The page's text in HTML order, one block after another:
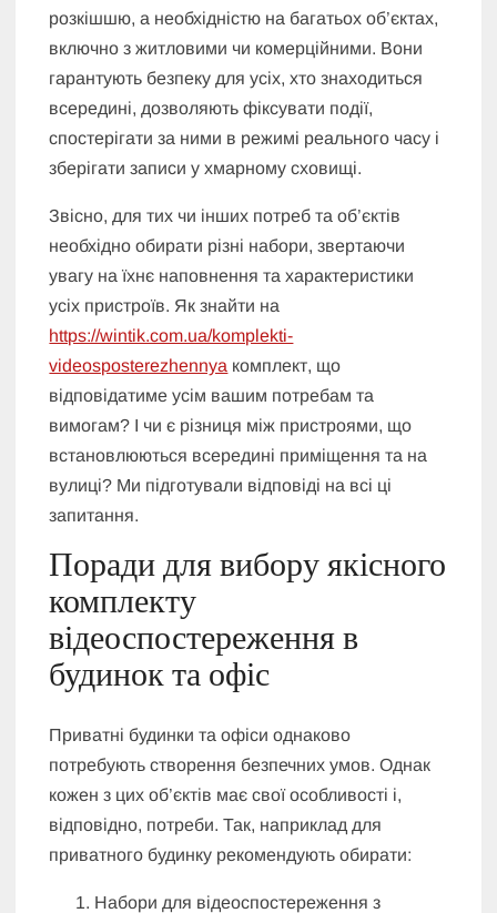
розкішшю, а необхідністю на багатьох об’єктах,
включно з житловими чи комерційними. Вони
гарантують безпеку для усіх, хто знаходиться
всередині, дозволяють фіксувати події,
спостерігати за ними в режимі реального часу і
зберігати записи у хмарному сховищі.
Звісно, для тих чи інших потреб та об’єктів
необхідно обирати різні набори, звертаючи
увагу на їхнє наповнення та характеристики
усіх пристроїв. Як знайти на
https://wintik.com.ua/komplekti-
videosposterezhennya комплект, що
відповідатиме усім вашим потребам та
вимогам? І чи є різниця між пристроями, що
встановлюються всередині приміщення та на
вулиці? Ми підготували відповіді на всі ці
запитання.
Поради для вибору якісного
комплекту
відеоспостереження в
будинок та офіс
Приватні будинки та офіси однаково
потребують створення безпечних умов. Однак
кожен з цих об’єктів має свої особливості і,
відповідно, потреби. Так, наприклад для
приватного будинку рекомендують обирати:
Набори для відеоспостереження з